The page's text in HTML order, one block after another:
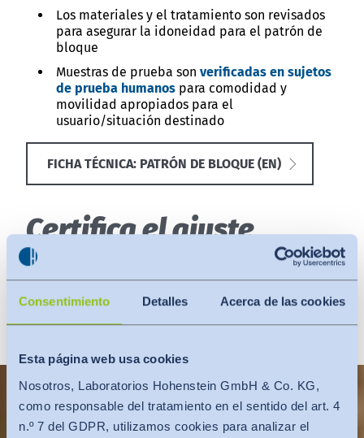
Consentimiento Detalles Acerca de las cookies
Esta página web usa cookies
Nosotros, Laboratorios Hohenstein GmbH & Co. KG,
como responsable del tratamiento en el sentido del art. 4
n.º 7 del GDPR, utilizamos cookies para analizar el
Los materiales y el tratamiento son revisados
para asegurar la idoneidad para el patrón de
bloque
Muestras de prueba son verificadas en sujetos
de prueba humanospara comodidad y
movilidad apropiados para el
usuario/situación destinado
FICHA TÉCNICA: PATRÓN DE BLOQUE (EN)
Certifica el ajuste
también.